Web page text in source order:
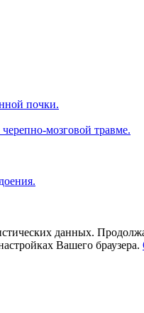
почки.
мозговой травме.
данных.
Вашего браузера.